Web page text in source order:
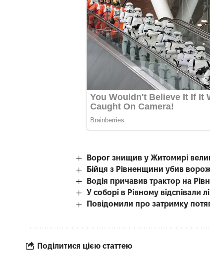
Ворог знищив у Житомирі
Бійця з Рівненщини убив
Водія причавив трактор на
У соборі в Рівному відспівали
Повідомили про затримку
Поділитися цією статтею